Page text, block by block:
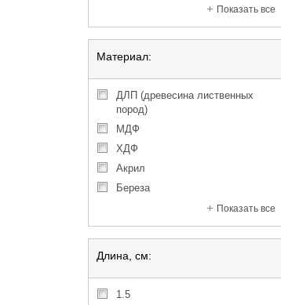
Показать все
Материал:
ДЛП (древесина лиственных
пород)
МДФ
ХДФ
акрил
береза
Показать все
Длина, см:
1.5